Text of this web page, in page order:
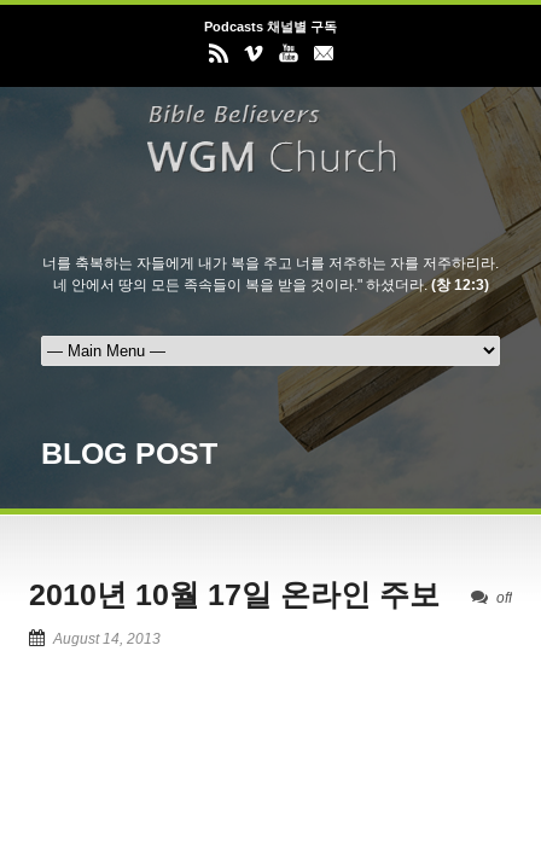
Podcasts 채널별 구독
너를 축복하는 자들에게 내가 복을 주고 너를 저주하는 자를 저주하리라.
네 안에서 땅의 모든 족속들이 복을 받을 것이라." 하셨더라.(창 12:3)
BLOG POST
off
2010년 10월 17일 온라인 주보
August 14, 2013